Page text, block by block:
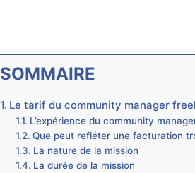
SOMMAIRE
Le tarif du community manager
L’expérience du community
Que peut refléter une facturation
La nature de la mission
La durée de la mission